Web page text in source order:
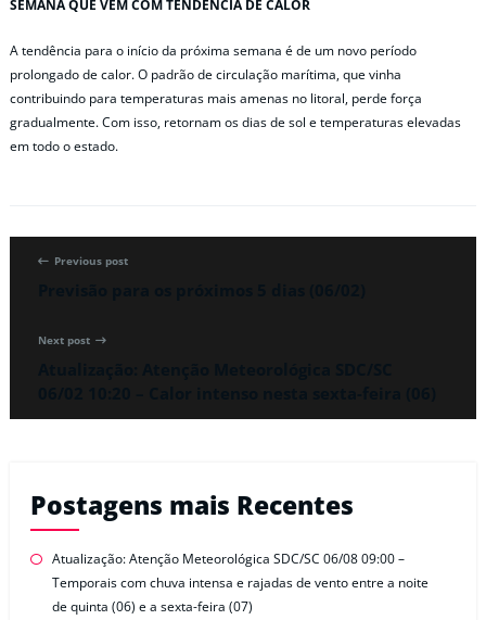
SEMANA QUE VEM COM TENDÊNCIA DE CALOR
A tendência para o início da próxima semana é de um novo período
prolongado de calor. O padrão de circulação marítima, que vinha
contribuindo para temperaturas mais amenas no litoral, perde força
gradualmente. Com isso, retornam os dias de sol e temperaturas elevadas
em todo o estado.
Previous post
Next post
Postagens mais Recentes
Atualização: Atenção Meteorológica SDC/SC 06/08 09:00 –
Temporais com chuva intensa e rajadas de vento entre a noite
de quinta (06) e a sexta-feira (07)